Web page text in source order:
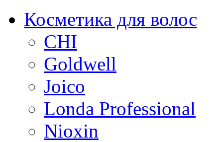
Косметика для волос
CHI
Goldwell
Joico
Londa Professional
Nioxin